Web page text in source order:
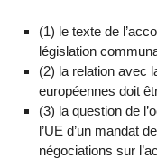
(1) le texte de
législation
(2) la relation avec
européennes doit
(3) la question de
l’UE d’un mandat
négociations sur